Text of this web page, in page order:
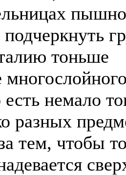
тоньше
есть немало
разных
тем, чтобы